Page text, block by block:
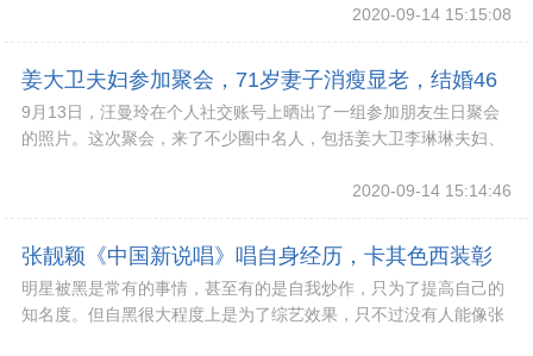
2020-09-14 15:15:08
姜大卫夫妇参加聚会，71岁妻子消瘦显老，结婚46
年恩爱如初
9月13日，汪曼玲在个人社交账号上晒出了一组参加朋友生日聚会
的照片。这次聚会，来了不少圈中名人，包括姜大卫李琳琳夫妇、
2020-09-14 15:14:46
张靓颖《中国新说唱》唱自身经历，卡其色西装彰
显气质，知性迷人
明星被黑是常有的事情，甚至有的是自我炒作，只为了提高自己的
知名度。但自黑很大程度上是为了综艺效果，只不过没有人能像张